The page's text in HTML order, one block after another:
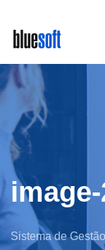
main
content
Sistema de